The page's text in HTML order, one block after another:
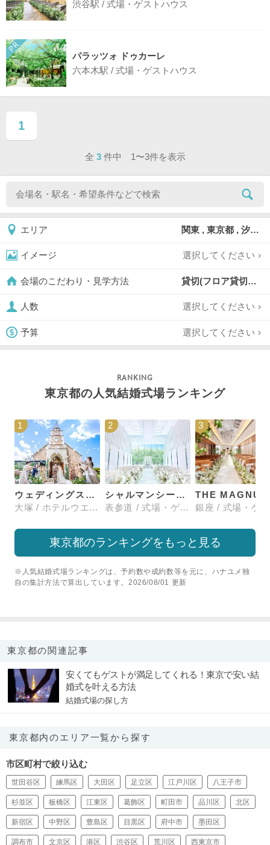
渋谷駅 / 式場・ゲストハウス
パラッツォ ドゥカーレ
六本木駅 / 式場・ゲストハウス
1
ページ目
全 3 件中 1〜3件を表示
エリア 関東 , 東京都 , 汐留
イメージ 選択してください
会場のこだわり・見学方法 貸切(フロア貸切含む),
人数 選択してください
予算 選択してください
東京都の人気結婚式場ランキング
1
ウェディングスホテル・ベルクラシック東京
大塚 / ホテルウエディング
2
シャルマンシーナTOKYO
表参道 / 式場・ゲストハウス
3
東京都のランキングをもっと見る
※人気結婚式場ランキングは、予約数や成約数等を元に、ハナユメ独
自の集計方法で算出しています。2026/08/01 更新
東京都の関連記事
安くてもゲストが満足してくれる！東京で安い結
婚式を叶える方法
結婚式場の探し方
東京都内のエリア一覧から探す
市区町村で絞り込む
世田谷区 練馬区 大田区 足立区 江戸川区 八王子市
杉並区 板橋区 江東区 葛飾区 町田市 品川区 北区
新宿区 中野区 豊島区 目黒区 府中市 墨田区
調布市 文京区 港区 渋谷区 荒川区 西東京市